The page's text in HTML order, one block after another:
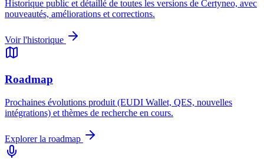
Historique public et détaillé de toutes les versions de Certyneo, avec
nouveautés, améliorations et corrections.
Voir l'historique
Roadmap
Prochaines évolutions produit (EUDI Wallet, QES, nouvelles
intégrations) et thèmes de recherche en cours.
Explorer la roadmap